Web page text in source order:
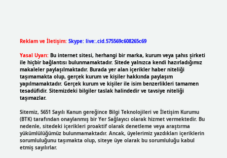
Reklam ve İletişim: Skype: live:.cid.575569c608265c69
Yasal Uyarı: Bu internet sitesi, herhangi bir marka, kurum veya şahıs şirketi
ile hiçbir bağlantısı bulunmamaktadır. Sitede yalnızca kendi hazırladığımız
makaleler paylaşılmaktadır. Burada yer alan içerikler haber niteliği
taşımamakta olup, gerçek kurum ve kişiler hakkında paylaşım
yapılmamaktadır. Gerçek kurum ve kişiler ile isim benzerlikleri tamamen
tesadüfidir. Sitemizdeki bilgiler taslak halindedir ve tavsiye niteliği
taşımazlar.
Sitemiz, 5651 Sayılı Kanun gereğince Bilgi Teknolojileri ve İletişim Kurumu
(BTK) tarafından onaylanmış bir Yer Sağlayıcı olarak hizmet vermektedir. Bu
nedenle, sitedeki içerikleri proaktif olarak denetleme veya araştırma
yükümlülüğümüz bulunmamaktadır. Ancak, üyelerimiz yazdıkları içeriklerin
sorumluluğunu taşımakta olup, siteye üye olarak bu sorumluluğu kabul
etmiş sayılırlar.